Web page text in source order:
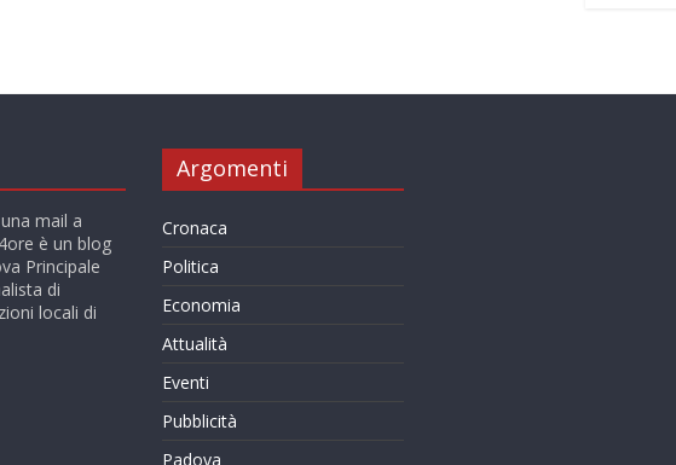
mail a
è un blog
Principale
di
locali di
Argomenti
Cronaca
Politica
Economia
Attualità
Eventi
Pubblicità
Padova